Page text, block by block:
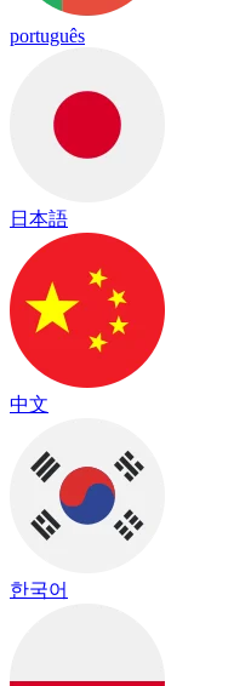
português
日本語
中文
한국어